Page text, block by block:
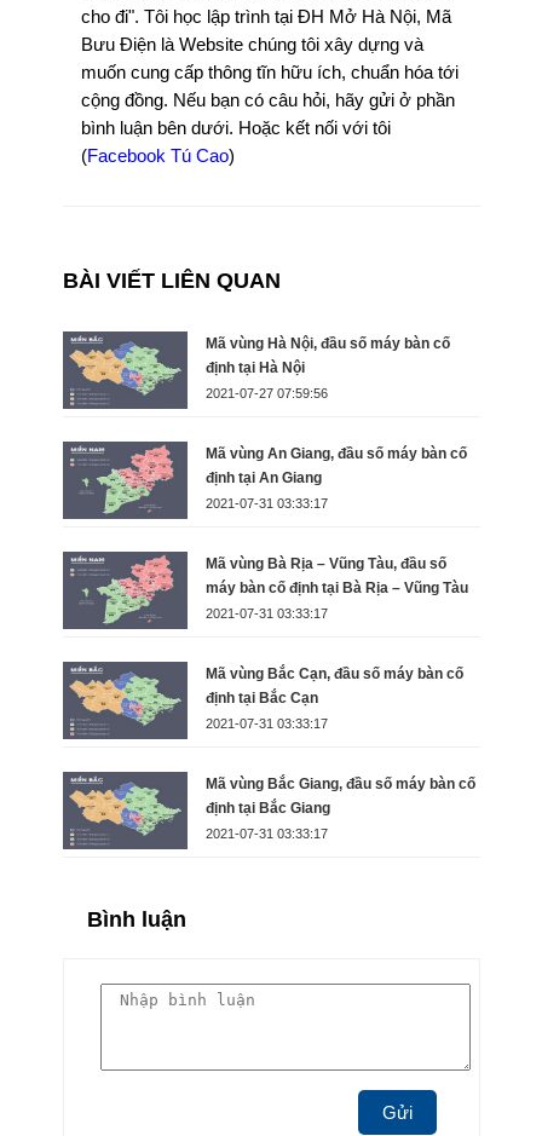
cho đi". Tôi học lập trình tại ĐH Mở Hà Nội, Mã
Bưu Điện là Website chúng tôi xây dựng và
muốn cung cấp thông tĩn hữu ích, chuẩn hóa tới
cộng đồng. Nếu bạn có câu hỏi, hãy gửi ở phần
bình luận bên dưới. Hoặc kết nối với tôi
(Facebook Tú Cao)
BÀI VIẾT LIÊN QUAN
Mã vùng Hà Nội, đầu số máy bàn cố
định tại Hà Nội
2021-07-27 07:59:56
Mã vùng An Giang, đầu số máy bàn cố
định tại An Giang
2021-07-31 03:33:17
Mã vùng Bà Rịa – Vũng Tàu, đầu số
máy bàn cố định tại Bà Rịa – Vũng Tàu
2021-07-31 03:33:17
Mã vùng Bắc Cạn, đầu số máy bàn cố
định tại Bắc Cạn
2021-07-31 03:33:17
Mã vùng Bắc Giang, đầu số máy bàn cố
định tại Bắc Giang
2021-07-31 03:33:17
Bình luận
Gửi